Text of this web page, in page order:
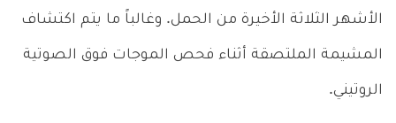
الأشهر الثلاثة الأخيرة من الحمل. وغالباً ما يتم اكتشاف
المشيمة الملتصقة أثناء فحص الموجات فوق الصوتية
الروتيني.